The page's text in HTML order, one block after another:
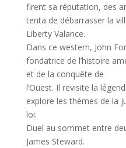
firent sa réputation, des
tenta de débarrasser la
Liberty Valance.
Dans ce western, John
fondatrice de l’histoire
et de la conquête de
l’Ouest. Il revisite la
explore les thèmes de la
loi.
Duel au sommet entre
James Steward.